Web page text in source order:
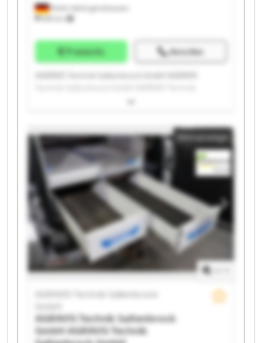
Melle-Wellingholzhausen
685 km
Preisinfo Anrufen
Saltenbrock GmbH AGRAVIS Technik Saltenbrock
Technik Saltenbrock GmbH AGRAVIS Technik
Saltenbrock GmbH AGRAVIS Technik Saltenbrock
GmbH AGRAVIS Technik Saltenbrock GmbH AGRAVIS
Technik Saltenbrock GmbH AGRAVIS Technik
Saltenbrock GmbH AGRAVIS Technik Saltenbrock
GmbH AGRAVIS Technik Saltenbrock GmbH AGRAVIS
Technik Saltenbrock GmbH AGRAVIS Technik
Saltenbrock GmbH AGRAVIS Technik Saltenbrock
GmbH AGRAVIS Technik Saltenbrock GmbH AGRAVIS
Technik Saltenbrock GmbH AGRAVIS Technik
Saltenbrock GmbH AGRAVIS Technik Saltenbrock
Kleinanzeige
AGRAVIS Technik Saltenbrock
AGRAVIS Technik Saltenbrock
GmbHAGRAVIS Technik